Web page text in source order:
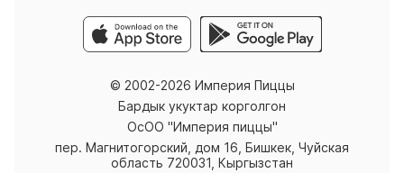
© 2002-2026 Империя Пиццы
Бардык укуктар корголгон
ОсОО "Империя пиццы"
пер. Магнитогорский, дом 16, Бишкек, Чуйская
область 720031, Кыргызстан